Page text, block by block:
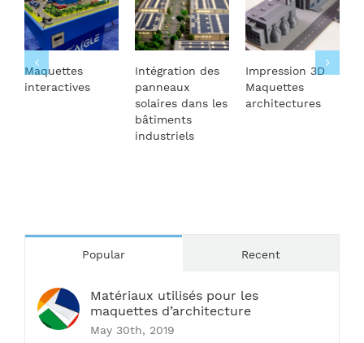
Intégration des
panneaux
solaires dans les
bâtiments
industriels
Impression 3D
Maquettes
architectures
des
Popular Recent
Matériaux utilisés pour les
maquettes d’architecture
May 30th, 2019